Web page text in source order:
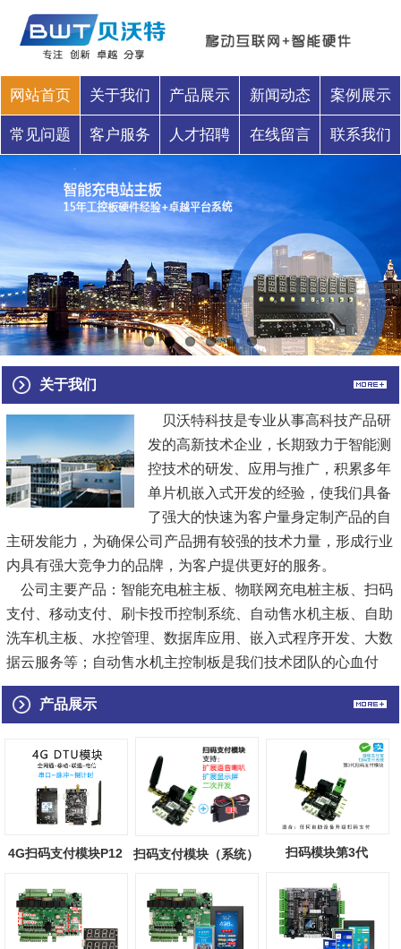
网站首页 关于我们 产品展示 新闻动态 案例展示
常见问题 客户服务 人才招聘 在线留言 联系我们
关于我们
贝沃特科技是专业从事高科技产品研
发的高新技术企业，长期致力于智能测
控技术的研发、应用与推广，积累多年
单片机嵌入式开发的经验，使我们具备
了强大的快速为客户量身定制产品的自
主研发能力，为确保公司产品拥有较强的技术力量，形成行业
内具有强大竞争力的品牌，为客户提供更好的服务。
公司主要产品：智能充电桩主板、物联网充电桩主板、扫码
支付、移动支付、刷卡投币控制系统、自动售水机主板、自助
洗车机主板、水控管理、数据库应用、嵌入式程序开发、大数
据云服务等；自动售水机主控制板是我们技术团队的心血付
出，合理的电路结构、双重防护...[查看详情]
产品展示
4G扫码支付模块P12 扫码支付模块（系统） 扫码模块第3代